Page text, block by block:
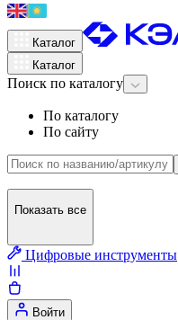
Каталог
Каталог
Поиск по каталогу
По каталогу
По сайту
Показать все
Цифровые инструменты
Войти